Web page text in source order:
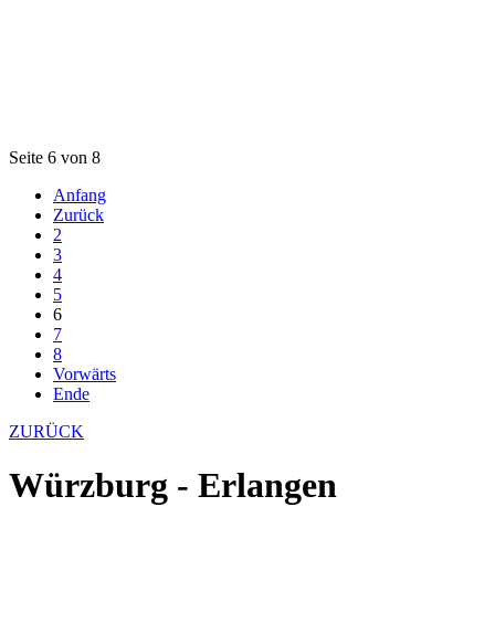
Seite 6 von 8
Anfang
Zurück
2
3
4
5
6
7
8
Vorwärts
Ende
ZURÜCK
Würzburg - Erlangen